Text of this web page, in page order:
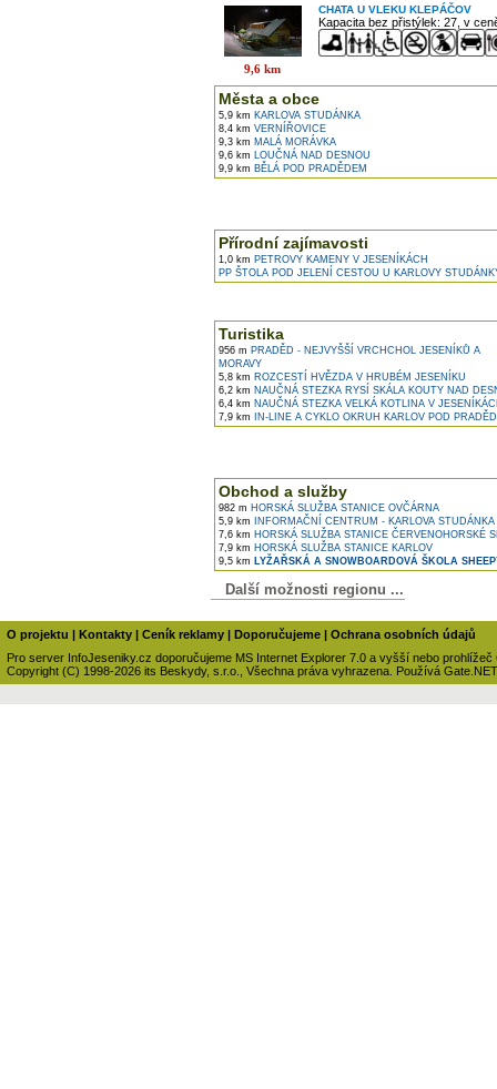
9,6 km
CHATA U VLEKU KLEPÁČOV
Kapacita bez přistýlek: 27, v
Města a obce
5,9 km KARLOVA STUDÁNKA
8,4 km VERNÍŘOVICE
9,3 km MALÁ MORÁVKA
9,6 km LOUČNÁ NAD DESNOU
9,9 km BĚLÁ POD PRADĚDEM
Přírodní zajímavosti
1,0 km PETROVY KAMENY V JESENÍKÁCH
PP ŠTOLA POD JELENÍ CESTOU U KARLOVY
Turistika
956 m PRADĚD - NEJVYŠŠÍ VRCHCHOL JESENÍKŮ A
MORAVY
5,8 km ROZCESTÍ HVĚZDA V HRUBÉM JESENÍKU
6,2 km NAUČNÁ STEZKA RYSÍ SKÁLA KOUTY NAD
6,4 km NAUČNÁ STEZKA VELKÁ KOTLINA V
7,9 km IN-LINE A CYKLO OKRUH KARLOV POD
Obchod a služby
982 m HORSKÁ SLUŽBA STANICE OVČÁRNA
5,9 km INFORMAČNÍ CENTRUM - KARLOVA STUDÁNKA
7,6 km HORSKÁ SLUŽBA STANICE ČERVENOHORSKÉ
7,9 km HORSKÁ SLUŽBA STANICE KARLOV
9,5 km LYŽAŘSKÁ A SNOWBOARDOVÁ ŠKOLA
Další možnosti regionu ...
O projektu | Kontakty | Ceník reklamy | Doporučujeme | Ochrana osobních údajů
Pro server InfoJeseniky.cz doporučujeme MS Internet Explorer 7.0 a vyšší nebo prohlížeč
Copyright (C) 1998-2026 its Beskydy, s.r.o., Všechna práva vyhrazena. Používá